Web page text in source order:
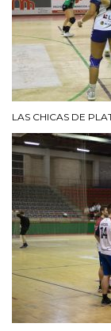
LAS CHICAS DE